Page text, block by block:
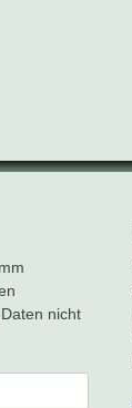
nicht